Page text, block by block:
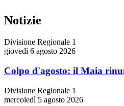
Notizie
Divisione Regionale 1
giovedì 6 agosto 2026
Colpo d'agosto: il Maia
Divisione Regionale 1
mercoledì 5 agosto 2026